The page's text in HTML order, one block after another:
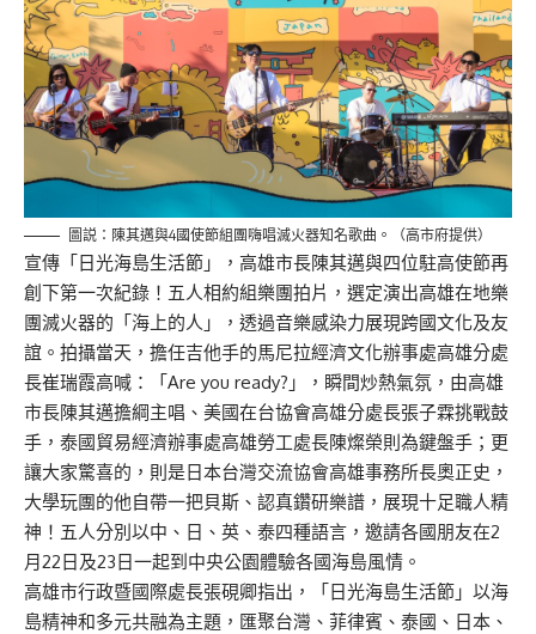
圖説：陳其邁與4國使節組團嗨唱滅火器知名歌曲。（高市府提供）
宣傳「日光海島生活節」，高雄市長陳其邁與四位駐高使節再
創下第一次紀錄！五人相約組樂團拍片，選定演出高雄在地樂
團滅火器的「海上的人」，透過音樂感染力展現跨國文化及友
誼。拍攝當天，擔任吉他手的馬尼拉經濟文化辦事處高雄分處
長崔瑞霞高喊：「Are you ready?」，瞬間炒熱氣氛，由高雄
市長陳其邁擔綱主唱、美國在台協會高雄分處長張子霖挑戰鼓
手，泰國貿易經濟辦事處高雄勞工處長陳燦榮則為鍵盤手；更
讓大家驚喜的，則是日本台灣交流協會高雄事務所長奧正史，
大學玩團的他自帶一把貝斯、認真鑽研樂譜，展現十足職人精
神！五人分別以中、日、英、泰四種語言，邀請各國朋友在2
月22日及23日一起到中央公園體驗各國海島風情。
高雄市行政暨國際處長張硯卿指出，「日光海島生活節」以海
島精神和多元共融為主題，匯聚台灣、菲律賓、泰國、日本、